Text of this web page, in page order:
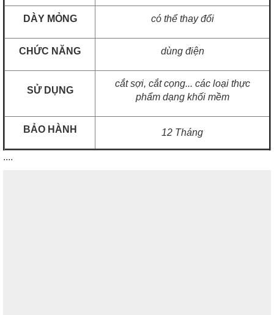
DÀY MỎNG có thể thay đổi
CHỨC NĂNG dùng điện
SỬ DỤNG
cắt sợi, cắt cọng... các loại thực
phẩm dạng khối mềm
BẢO HÀNH 12 Tháng
....